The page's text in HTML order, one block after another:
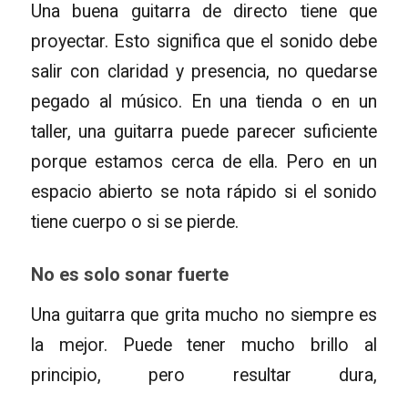
Una buena guitarra de directo tiene que
proyectar. Esto significa que el sonido debe
salir con claridad y presencia, no quedarse
pegado al músico. En una tienda o en un
taller, una guitarra puede parecer suficiente
porque estamos cerca de ella. Pero en un
espacio abierto se nota rápido si el sonido
tiene cuerpo o si se pierde.
No es solo sonar fuerte
Una guitarra que grita mucho no siempre es
la mejor. Puede tener mucho brillo al
principio, pero resultar dura,